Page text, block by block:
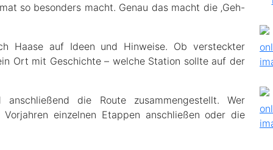
so besonders macht. Genau das macht die ‚Geh-
Haase auf Ideen und Hinweise. Ob versteckter
Ort mit Geschichte – welche Station sollte auf der
die Route zusammengestellt. Wer
einzelnen Etappen anschließen oder die